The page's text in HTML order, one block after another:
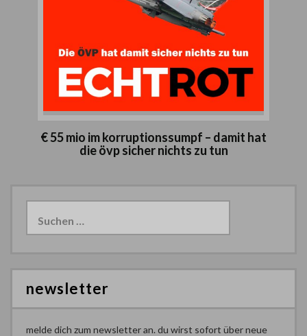
€ 55 mio im korruptionssumpf – damit hat
die övp sicher nichts zu tun
newsletter
melde dich zum newsletter an. du wirst sofort über neue